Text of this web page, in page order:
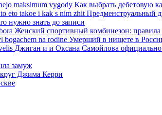
Как выбрать дебетовую
Предменструальный
нужно знать до записи
Женский спортивный комбинезон: правила
Умерший в нищете в
Джиган и и Оксана Самойлова официально
замуж
Джима Керри